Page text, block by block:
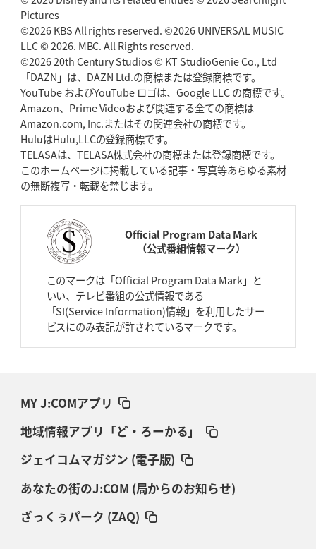
Pictures
©2026 KBS All rights reserved. ©2026 UNIVERSAL MUSIC
LLC © 2026. MBC. All Rights reserved.
©2026 20th Century Studios © KT StudioGenie Co., Ltd
「DAZN」は、DAZN Ltd.の商標または登録商標です。
YouTube およびYouTube ロゴは、Google LLC の商標です。
Amazon、Prime Videoおよび関連する全ての商標は
Amazon.com, Inc.またはその関連会社の商標です。
HuluはHulu,LLCの登録商標です。
TELASAは、TELASA株式会社の商標または登録商標です。
このホームページに掲載している記事・写真等あらゆる素材
の無断複写・転載を禁じます。
Official Program Data Mark
（公式番組情報マーク）
このマークは「Official Program Data Mark」と
いい、テレビ番組の公式情報である
「SI(Service Information)情報」を利用したサー
ビスにのみ表記が許されているマークです。
MY J:COMアプリ
地域情報アプリ「ど・ろーかる」
ジェイコムマガジン (電子版)
あなたの街のJ:COM (局からのお知らせ)
ざっくぅパーク (ZAQ)